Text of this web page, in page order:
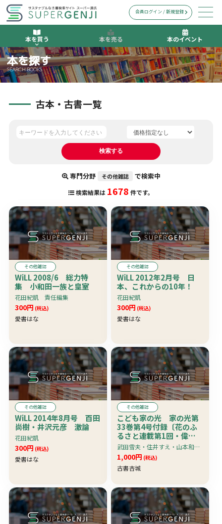
本を買う 本を売る 本のイベント
会員ログイン / 新規登録
本を探す
SEARCH BOOKS
古本・古書一覧
専門分野 その他雑誌 で検索中
検索結果は 1678 件です。
その他雑誌
WiLL 2008/6 総力特
集 小和田一族と皇室
花田紀凱 責任編集
300円 (税込)
愛書はな
その他雑誌
WiLL 2012年2月号 日
本、これからの10年！
花田紀凱
300円 (税込)
愛書はな
その他雑誌
WiLL 2014年8月号 百田
尚樹・井沢元彦 激論
花田紀凱
300円 (税込)
愛書はな
その他雑誌
こども家の光 家の光第
33巻第4号付録〔花のふ
るさと連載第1回・偉人
物語ネールの少年時代・
魔法つかいニコラ博士?4
他〕
武田雪夫・住井すえ・山本和夫・西条八十他執筆 中グラビア1頁分：がんばれ藤田元司選手
1,000円 (税込)
古書杏城